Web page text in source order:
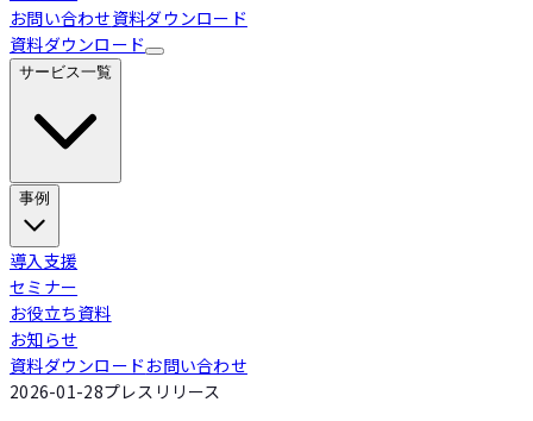
お問い合わせ資料ダウンロード
資料ダウンロード
サービス一覧
Loglass 経営管理
Loglass 人員計画
Loglass 設備投資計画
事例
導入事例
導入支援
セミナー
お役立ち資料
お知らせ
資料ダウンロードお問い合わせ
2026-01-28プレスリリース